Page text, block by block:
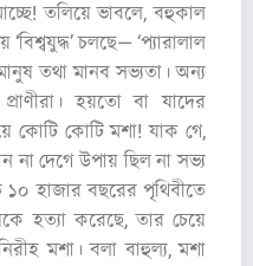
তলিয়ে ভাবলে, বহুকাল
চলছে— ‘প্যারালাল
তথা মানব সভ্যতা। অন্য
হয়তো বা যাদের
কোটি কোটি মশা! যাক গে,
দেগে উপায় ছিল না সভ্য
হাজার বছরের পৃথিবীতে
হত্যা করেছে, তার চেয়ে
মশা। বলা বাহুল্য, মশা